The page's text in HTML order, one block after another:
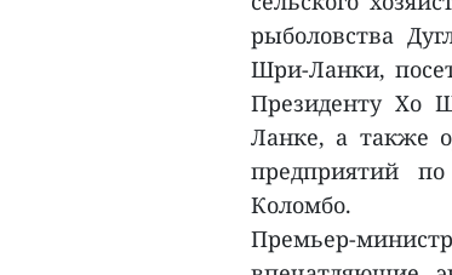
рыболовства
Шри-Ланки,
Президенту Хо
Ланке, а также
предприятий по
Коломбо.
Премьер-